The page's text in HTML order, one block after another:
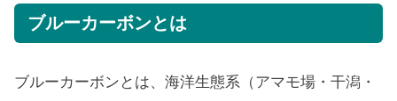
ブルーカーボンとは
ブルーカーボンとは、海洋生態系（アマモ場・干潟・